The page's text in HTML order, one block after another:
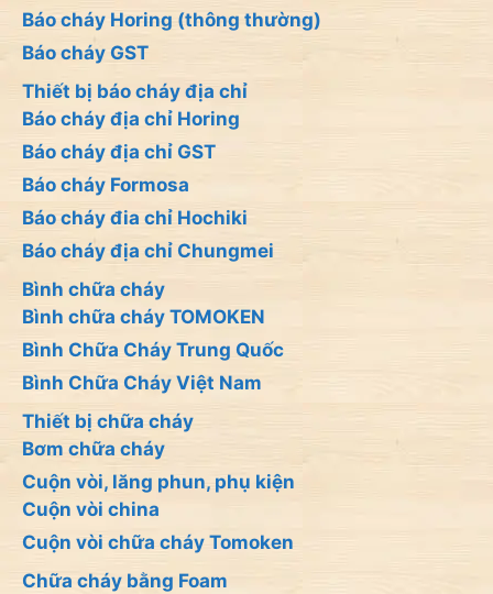
Báo cháy Horing (thông thường)
Báo cháy GST
Thiết bị báo cháy địa chỉ
Báo cháy địa chỉ Horing
Báo cháy địa chỉ GST
Báo cháy Formosa
Báo cháy đia chỉ Hochiki
Báo cháy địa chỉ Chungmei
Bình chữa cháy
Bình chữa cháy TOMOKEN
Bình Chữa Cháy Trung Quốc
Bình Chữa Cháy Việt Nam
Thiết bị chữa cháy
Bơm chữa cháy
Cuộn vòi, lăng phun, phụ kiện
Cuộn vòi china
Cuộn vòi chữa cháy Tomoken
Chữa cháy bằng Foam